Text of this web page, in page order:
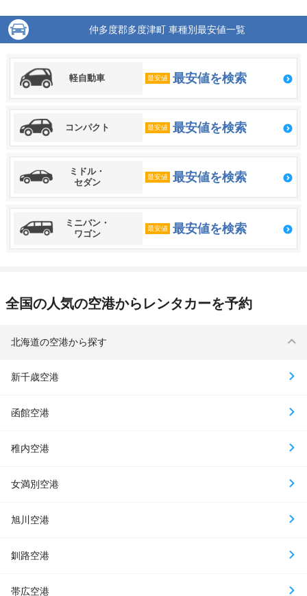
仲多度郡多度津町 車種別最安値一覧
軽自動車 最安値 最安値を検索
コンパクト 最安値 最安値を検索
ミドル・
セダン
最安値 最安値を検索
ミニバン・
ワゴン
最安値 最安値を検索
全国の人気の空港からレンタカーを予約
北海道の空港から探す
新千歳空港
函館空港
稚内空港
女満別空港
旭川空港
釧路空港
帯広空港